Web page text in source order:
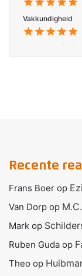
Vakkundigheid
star star star star star
Recente
Frans Boer op
Van Dorp op
Mark op
Ruben Guda op
Theo op